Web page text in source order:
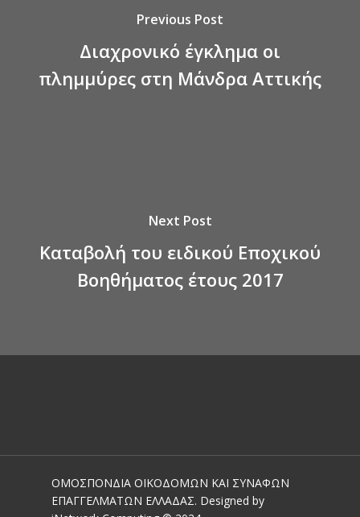
Previous Post
Διαχρονικό έγκλημα οι
πλημμύρες στη Μάνδρα Αττικής
Next Post
Καταβολή του ειδικού Εποχικού
Βοηθήματος έτους 2017
ΟΜΟΣΠΟΝΔΙΑ ΟΙΚΟΔΟΜΩΝ ΚΑΙ ΣΥΝΑΦΩΝ
ΕΠΑΓΓΕΛΜΑΤΩΝ ΕΛΛΑΔΑΣ. Designed by